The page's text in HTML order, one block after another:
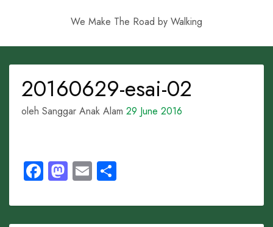
We Make The Road by Walking
20160629-esai-02
oleh Sanggar Anak Alam 29 June 2016
Facebook
Mastodon
Email